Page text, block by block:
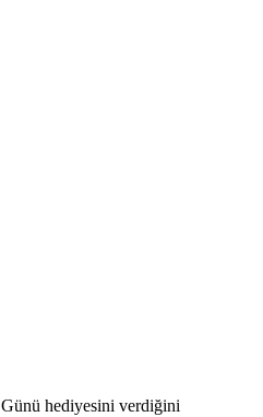
Günü hediyesini verdiğini